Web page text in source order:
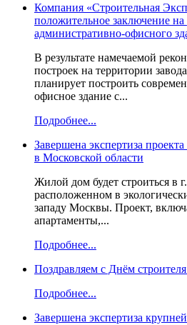
Компания «Строительная
положительное заключение
административно-офисного
В результате намечаемой
построек на территории
планирует построить
офисное здание с...
Подробнее...
Завершена экспертиза
в Московской области
Жилой дом будет строиться в
расположенном в
западу Москвы. Проект,
апартаменты,...
Подробнее...
Поздравляем с Днём
Подробнее...
Завершена экспертиза